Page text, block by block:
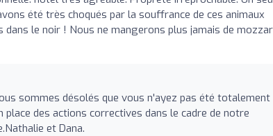
été très choqués par la souffrance de ces animaux
le noir ! Nous ne mangerons plus jamais de
sommes désolés que vous n'ayez pas été totalement
des actions correctives dans le cadre de notre
et Dana.